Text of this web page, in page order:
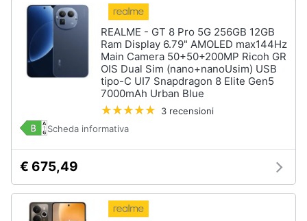
REALME - GT 8 Pro 5G 256GB 12GB
Ram Display 6.79" AMOLED max144Hz
Main Camera 50+50+200MP Ricoh GR
OIS Dual Sim (nano+nanoUsim) USB
tipo-C UI7 Snapdragon 8 Elite Gen5
7000mAh Urban Blue
3 recensioni
Scheda informativa
€ 675,49